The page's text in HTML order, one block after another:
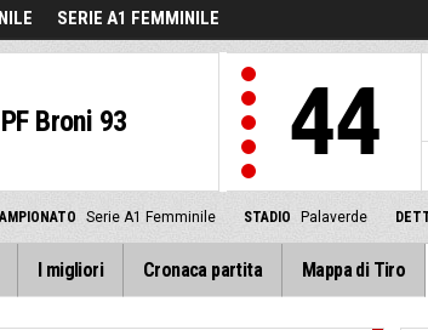
SERIE A1 FEMMINILE
PF Broni 93 44
Serie A1 Femminile STADIO Palaverde
I migliori Cronaca partita Mappa di Tiro